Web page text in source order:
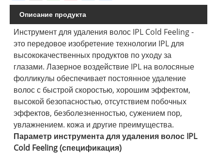
Описание продукта
Инструмент для удаления волос IPL Cold Feeling -
это передовое изобретение технологии IPL для
высококачественных продуктов по уходу за
глазами. Лазерное воздействие IPL на волосяные
фолликулы обеспечивает постоянное удаление
волос с быстрой скоростью, хорошим эффектом,
высокой безопасностью, отсутствием побочных
эффектов, безболезненностью, сужением пор,
увлажнением. кожа и другие преимущества.
Параметр инструмента для удаления волос IPL
Cold Feeling (спецификация)